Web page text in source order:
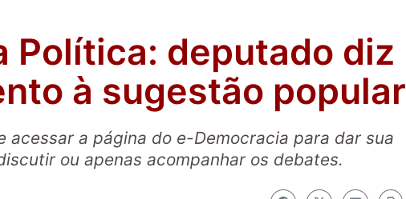
Política: deputado diz
à sugestão popular
acessar a página do e-Democracia para dar sua
ou apenas acompanhar os debates.